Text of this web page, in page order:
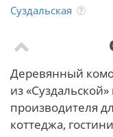
Суздальская
Деревянный
из
производителя
коттеджа,